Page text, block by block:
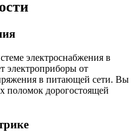
электроснабжения в
электроприборы от
в питающей сети. Вы
поломок дорогостоящей